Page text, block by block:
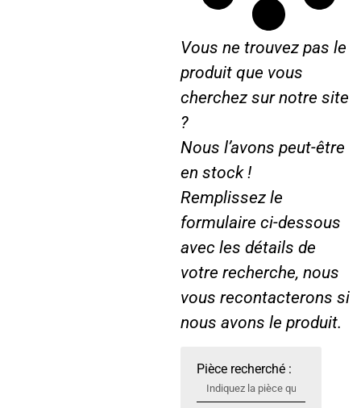
Vous ne trouvez pas le
produit que vous
cherchez sur notre site
?
Nous l’avons peut-être
en stock !
Remplissez le
formulaire ci-dessous
avec les détails de
votre recherche, nous
vous recontacterons si
nous avons le produit.
Pièce recherché :